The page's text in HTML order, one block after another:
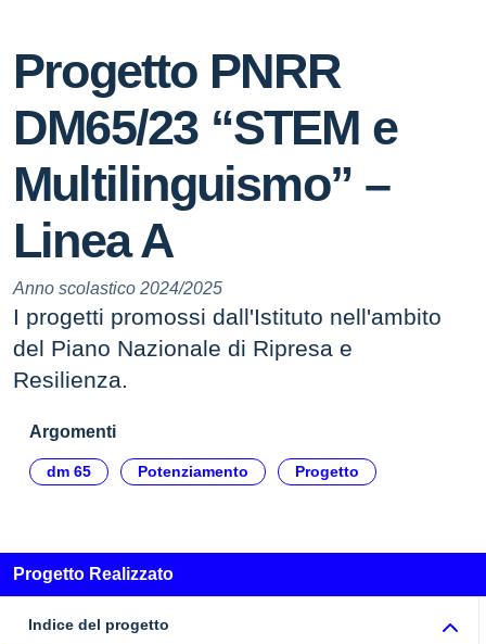
Progetto PNRR
DM65/23 “STEM e
Multilinguismo” –
Linea A
Anno scolastico 2024/2025
I progetti promossi dall'Istituto nell'ambito
del Piano Nazionale di Ripresa e
Resilienza.
Argomenti
dm 65 Potenziamento Progetto
Progetto Realizzato
Indice del progetto